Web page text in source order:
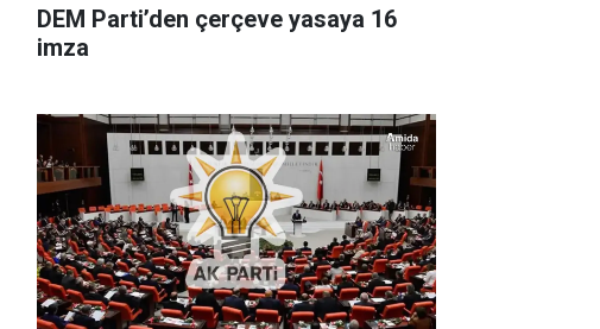
DEM Parti’den çerçeve yasaya 16
imza